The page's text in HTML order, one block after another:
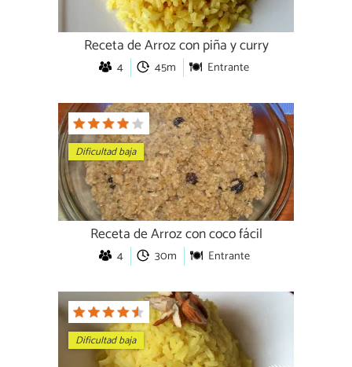
Receta de Arroz con piña y curry
4 45m Entrante
Dificultad baja
Receta de Arroz con coco fácil
4 30m Entrante
Dificultad baja